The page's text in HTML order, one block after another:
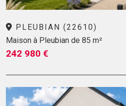
PLEUBIAN (22610)
Maison à Pleubian de 85 m²
242 980 €